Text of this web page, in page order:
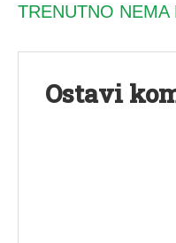
TRENUTNO NEMA
Ostavi